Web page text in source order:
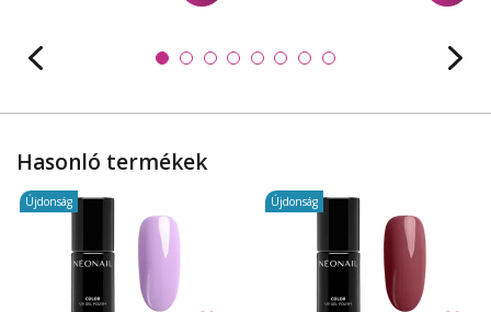
Hasonló termékek
Újdonság Újdonság